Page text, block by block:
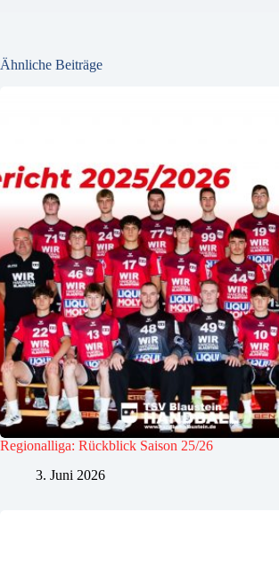
Ähnliche Beiträge
Regionalliga: Rückblick Saison 25/26
3. Juni 2026